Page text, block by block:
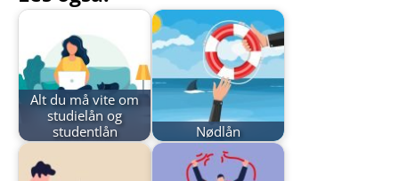
Alt du må vite om
studielån og
studentlån
Nødlån